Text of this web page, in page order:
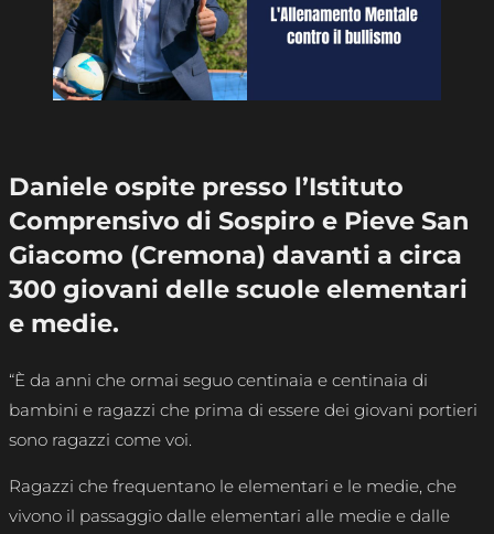
Daniele ospite presso l’Istituto
Comprensivo di Sospiro e Pieve San
Giacomo (Cremona) davanti a circa
300 giovani delle scuole elementari
e medie.
“È da anni che ormai seguo centinaia e centinaia di
bambini e ragazzi che prima di essere dei giovani portieri
sono ragazzi come voi.
Ragazzi che frequentano le elementari e le medie, che
vivono il passaggio dalle elementari alle medie e dalle